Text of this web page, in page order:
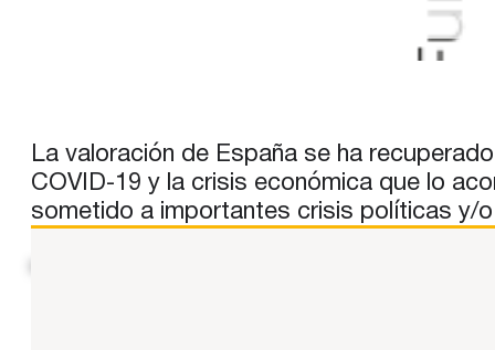
La valoración de España se ha
COVID-19 y la crisis económica que lo
sometido a importantes crisis políticas y/